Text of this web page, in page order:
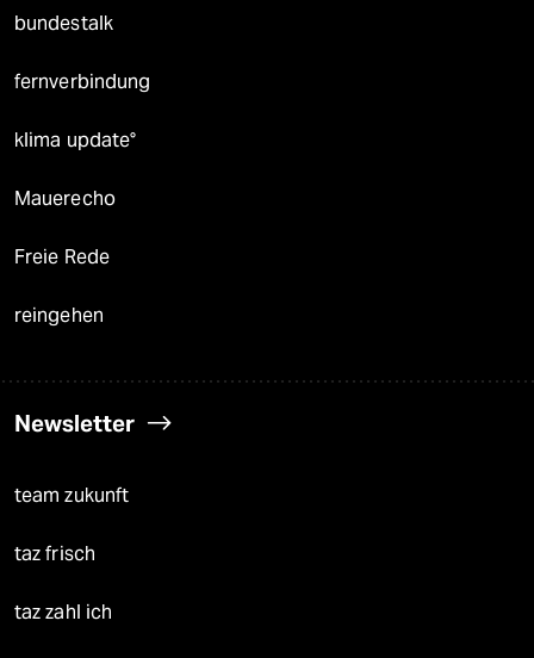
bundestalk
fernverbindung
klima update°
Mauerecho
Freie Rede
reingehen
Newsletter
team zukunft
taz frisch
taz zahl ich